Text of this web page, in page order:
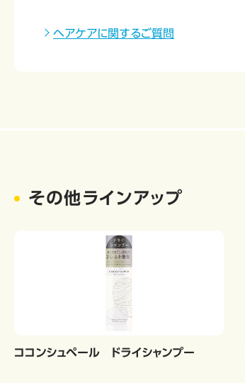
ヘアケアに関するご質問
その他ラインアップ
ココンシュペール ドライシャンプー